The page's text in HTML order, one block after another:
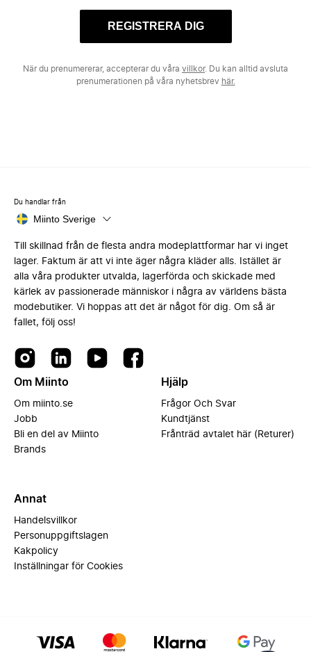
REGISTRERA DIG
När du prenumererar, accepterar du våra villkor. Du kan alltid avsluta
prenumerationen på våra nyhetsbrev här.
Du handlar från
Miinto Sverige
Till skillnad från de flesta andra modeplattformar har vi inget
lager. Faktum är att vi inte äger några kläder alls. Istället är
alla våra produkter utvalda, lagerförda och skickade med
kärlek av passionerade människor i några av världens bästa
modebutiker. Vi hoppas att det är något för dig. Om så är
fallet, följ oss!
Om Miinto
Om miinto.se
Jobb
Bli en del av Miinto
Brands
Hjälp
Frågor Och Svar
Kundtjänst
Frånträd avtalet här (Returer)
Annat
Handelsvillkor
Personuppgiftslagen
Kakpolicy
Inställningar för Cookies